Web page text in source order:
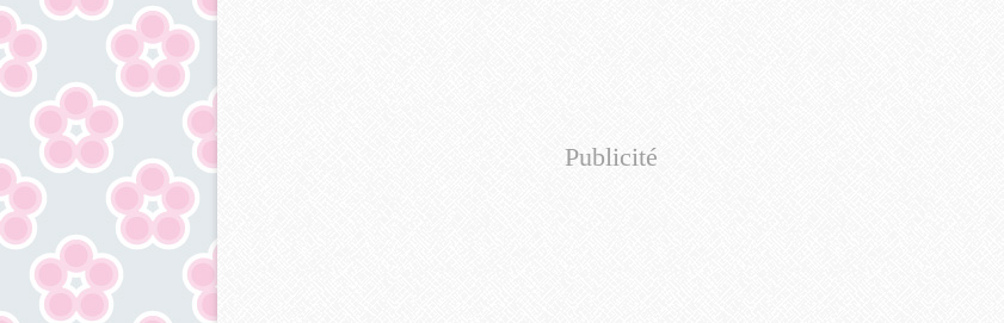
Publicité